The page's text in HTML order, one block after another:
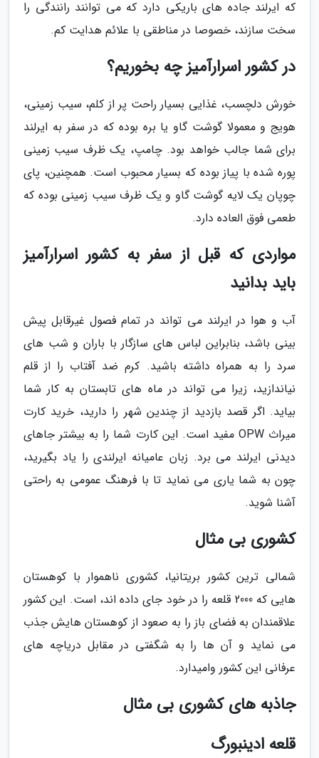
که ایرلند جاده های باریکی دارد که می توانند رانندگی را
سخت سازند، خصوصا در مناطقی با علائم هدایت کم.
در کشور اسرارآمیز چه بخوریم؟
خورش دلچسب، غذایی بسیار راحت پر از کلم، سیب زمینی،
هویج و معمولا گوشت گاو یا بره بوده که در سفر به ایرلند
برای شما جالب خواهد بود. چامپ، یک ظرف سیب زمینی
پوره شده با پیاز بوده که بسیار محبوب است. همچنین، پای
چوپان یک لایه گوشت گاو و یک ظرف سیب زمینی بوده که
طعمی فوق العاده دارد.
مواردی که قبل از سفر به کشور اسرارآمیز
باید بدانید
آب و هوا در ایرلند می تواند در تمام فصول غیرقابل پیش
بینی باشد، بنابراین لباس های سازگار با باران و شب های
سرد را به همراه داشته باشید. کرم ضد آفتاب را از قلم
نیاندازید، زیرا می تواند در ماه های تابستان به کار شما
بیاید. اگر قصد بازدید از چندین شهر را دارید، خرید کارت
میراث OPW مفید است. این کارت شما را به بیشتر جاهای
دیدنی ایرلند می برد. زبان عامیانه ایرلندی را یاد بگیرید،
چون به شما یاری می نماید تا با فرهنگ عمومی به راحتی
آشنا شوید.
کشوری بی مثال
شمالی ترین کشور بریتانیا، کشوری ناهموار با کوهستان
هایی که 2000 قلعه را در خود جای داده اند، است. این کشور
علاقمندان به فضای باز را به صعود از کوهستان هایش جذب
می نماید و آن ها را به شگفتی در مقابل دریاچه های
عرفانی این کشور وامیدارد.
جاذبه های کشوری بی مثال
قلعه ادینبورگ